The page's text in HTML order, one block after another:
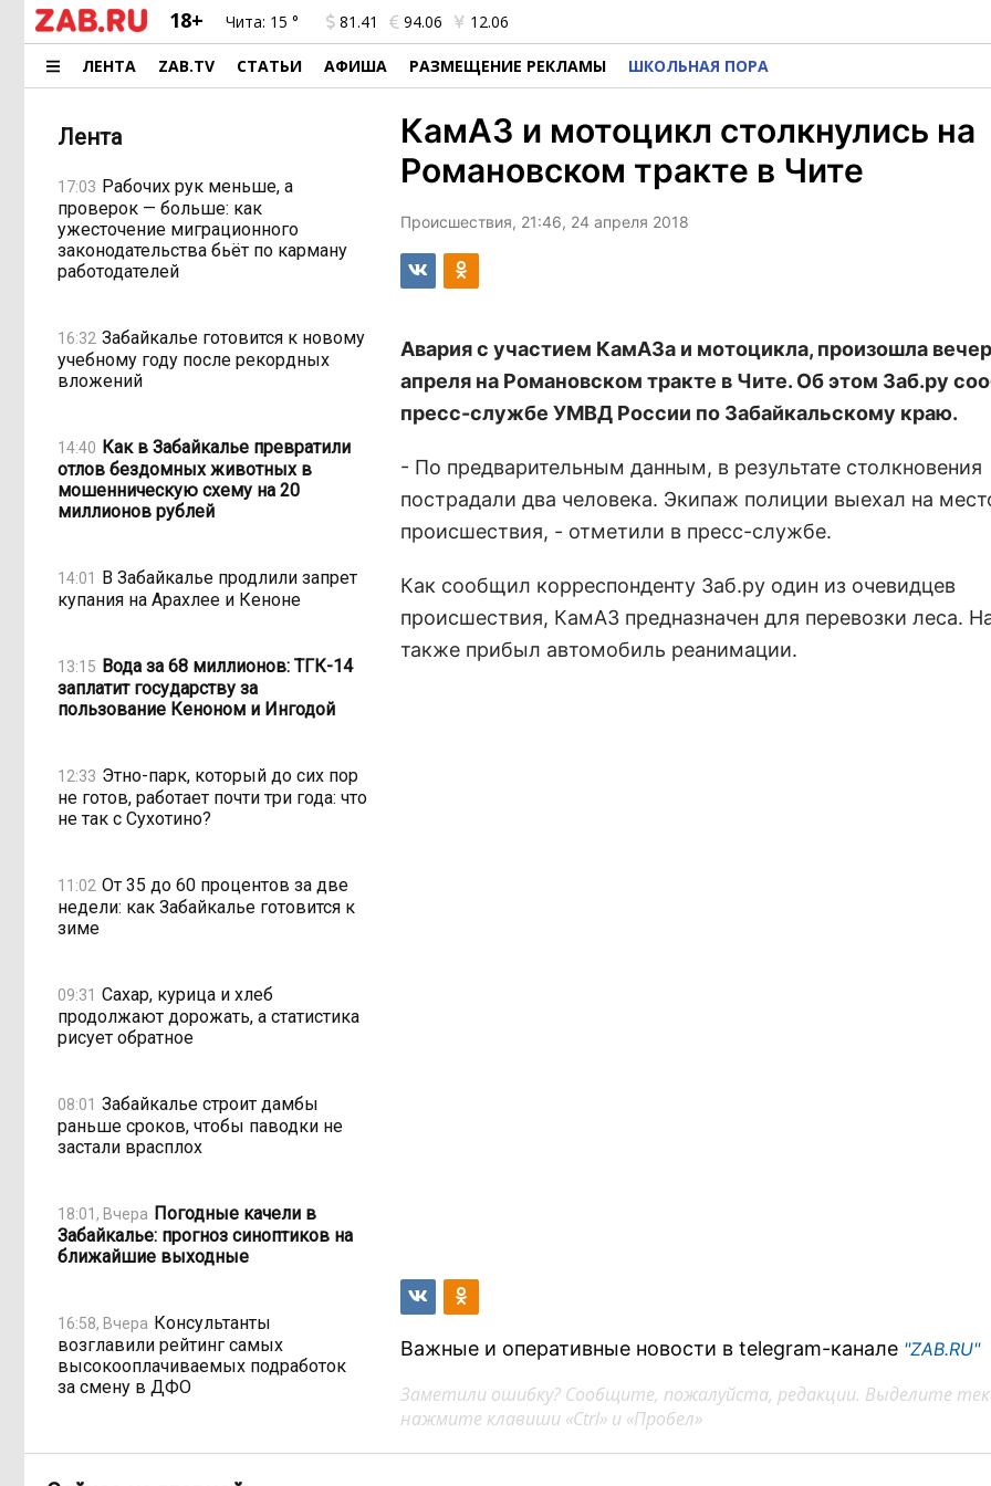
18+ Чита: 15 ° 81.41 94.06 12.06
ЛЕНТА ZAB.TV СТАТЬИ АФИША РАЗМЕЩЕНИЕ РЕКЛАМЫ ШКОЛЬНАЯ ПОРА
Лента
17:03 Рабочих рук меньше, а
проверок — больше: как
ужесточение миграционного
законодательства бьёт по карману
работодателей
16:32 Забайкалье готовится к новому
учебному году после рекордных
вложений
14:40 Как в Забайкалье превратили
отлов бездомных животных в
мошенническую схему на 20
миллионов рублей
14:01 В Забайкалье продлили запрет
купания на Арахлее и Кеноне
13:15 Вода за 68 миллионов: ТГК-14
заплатит государству за
пользование Кеноном и Ингодой
12:33 Этно-парк, который до сих пор
не готов, работает почти три года: что
не так с Сухотино?
11:02 От 35 до 60 процентов за две
недели: как Забайкалье готовится к
зиме
09:31 Сахар, курица и хлеб
продолжают дорожать, а статистика
рисует обратное
08:01 Забайкалье строит дамбы
раньше сроков, чтобы паводки не
застали врасплох
18:01, Вчера Погодные качели в
Забайкалье: прогноз синоптиков на
ближайшие выходные
16:58, Вчера Консультанты
возглавили рейтинг самых
высокооплачиваемых подработок
за смену в ДФО
15:02, Вчера
«Ждать некогда»:
КамАЗ и мотоцикл столкнулись на
Романовском тракте в Чите
Происшествия, 21:46, 24 апреля 2018
Авария с участием КамАЗа и мотоцикла, произошла
апреля на Романовском тракте в Чите. Об этом Заб.ру
пресс-службе УМВД России по Забайкальскому краю.
- По предварительным данным, в результате столкновения
пострадали два человека. Экипаж полиции выехал на
происшествия, - отметили в пресс-службе.
Как сообщил корреспонденту Заб.ру один из очевидцев
происшествия, КамАЗ предназначен для перевозки леса.
также прибыл автомобиль реанимации.
Важные и оперативные новости в telegram-канале "ZAB.RU"
Заметили ошибку? Сообщите, пожалуйста, редакции. Выделите
нажмите клавиши «Ctrl» и «Пробел»